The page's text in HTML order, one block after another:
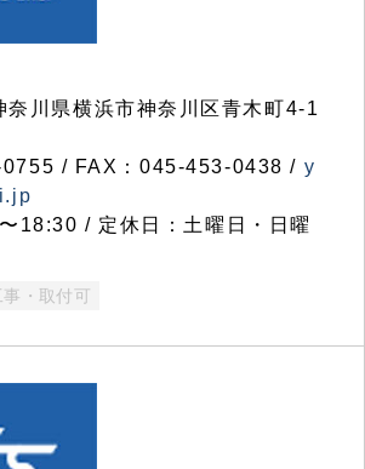
川県横浜市神奈川区青木町4-1
/ FAX：045-453-0438 / y
18:30 / 定休日：土曜日・日曜
事・取付可